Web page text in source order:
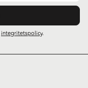
integritetspolicy.